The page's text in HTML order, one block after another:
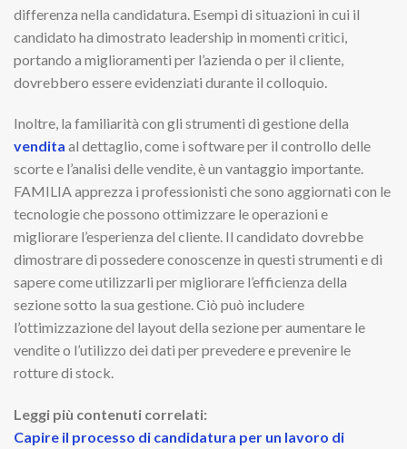
differenza nella candidatura. Esempi di situazioni in cui il
candidato ha dimostrato leadership in momenti critici,
portando a miglioramenti per l’azienda o per il cliente,
dovrebbero essere evidenziati durante il colloquio.
Inoltre, la familiarità con gli strumenti di gestione della
vendita al dettaglio, come i software per il controllo delle
scorte e l’analisi delle vendite, è un vantaggio importante.
FAMILIA apprezza i professionisti che sono aggiornati con le
tecnologie che possono ottimizzare le operazioni e
migliorare l’esperienza del cliente. Il candidato dovrebbe
dimostrare di possedere conoscenze in questi strumenti e di
sapere come utilizzarli per migliorare l’efficienza della
sezione sotto la sua gestione. Ciò può includere
l’ottimizzazione del layout della sezione per aumentare le
vendite o l’utilizzo dei dati per prevedere e prevenire le
rotture di stock.
Leggi più contenuti correlati:
Capire il processo di candidatura per un lavoro di